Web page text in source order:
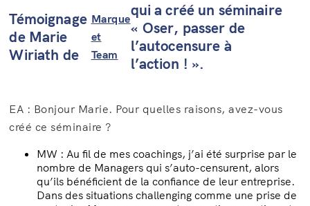
Témoignage
de Marie
Wiriath de
Marque
et
Team
qui a créé un séminaire
« Oser, passer de
l’autocensure à
l’action ! ».
EA : Bonjour Marie. Pour quelles raisons, avez-vous
créé ce séminaire ?
MW : Au fil de mes coachings, j’ai été surprise par le
nombre de Managers qui s’auto-censurent, alors
qu’ils bénéficient de la confiance de leur entreprise.
Dans des situations challenging comme une prise de